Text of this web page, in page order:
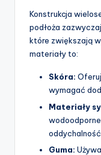
Konstrukcja
podłoża
które zwiększają
materiały to:
Skóra:
wymagać
Materiały
Guma: